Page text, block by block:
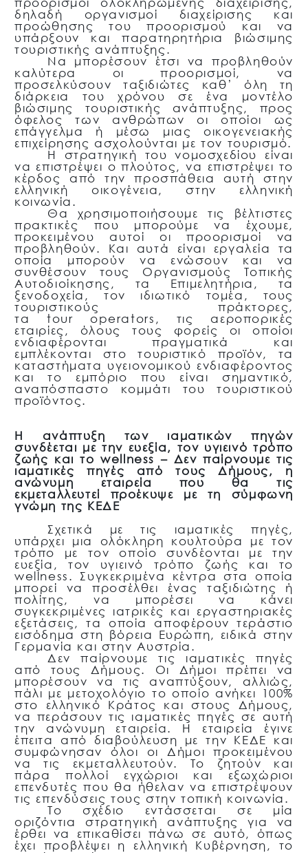
δηλαδή οργανισμοί διαχείρισης και
προώθησης του προορισμού και να
υπάρξουν και παρατηρητήρια βιώσιμης
τουριστικής ανάπτυξης.
Να μπορέσουν έτσι να προβληθούν
καλύτερα οι προορισμοί, να
προσελκύσουν ταξιδιώτες καθ’ όλη τη
διάρκεια του χρόνου σε ένα μοντέλο
βιώσιμης τουριστικής ανάπτυξης, προς
όφελος των ανθρώπων οι οποίοι ως
επάγγελμα ή μέσω μιας οικογενειακής
επιχείρησης ασχολούνται με τον τουρισμό.
Η στρατηγική του νομοσχεδίου είναι
να επιστρέψει ο πλούτος, να επιστρέψει το
κέρδος από την προσπάθεια αυτή στην
ελληνική οικογένεια, στην ελληνική
κοινωνία.
Θα χρησιμοποιήσουμε τις βέλτιστες
πρακτικές που μπορούμε να έχουμε,
προκειμένου αυτοί οι προορισμοί να
προβληθούν. Και αυτά είναι εργαλεία τα
οποία μπορούν να ενώσουν και να
συνθέσουν τους Οργανισμούς Τοπικής
Αυτοδιοίκησης, τα Επιμελητήρια, τα
ξενοδοχεία, τον ιδιωτικό τομέα, τους
τουριστικούς πράκτορες,
τα tour operators , τις αεροπορικές
εταιρίες, όλους τους φορείς οι οποίοι
ενδιαφέρονται πραγματικά και
εμπλέκονται στο τουριστικό προϊόν, τα
καταστήματα υγειονομικού ενδιαφέροντος
και το εμπόριο που είναι σημαντικό,
αναπόσπαστο κομμάτι του τουριστικού
προϊόντος.
Η ανάπτυξη των ιαματικών πηγών
συνδέεται με την ευεξία, τον υγιεινό τρόπο
ζωής και το wellness – Δεν παίρνουμε τις
ιαματικές πηγές από τους Δήμους, η
ανώνυμη εταιρεία που θα τις
εκμεταλλευτεί προέκυψε με τη σύμφωνη
γνώμη της ΚΕΔΕ
Σχετικά με τις ιαματικές πηγές,
υπάρχει μια ολόκληρη κουλτούρα με τον
τρόπο με τον οποίο συνδέονται με την
ευεξία, τον υγιεινό τρόπο ζωής και το
wellness. Συγκεκριμένα κέντρα στα οποία
μπορεί να προσέλθει ένας ταξιδιώτης ή
πολίτης, να μπορέσει να κάνει
συγκεκριμένες ιατρικές και εργαστηριακές
εξετάσεις, τα οποία αποφέρουν τεράστιο
εισόδημα στη βόρεια Ευρώπη, ειδικά στην
Γερμανία και στην Αυστρία.
Δεν παίρνουμε τις ιαματικές πηγές
από τους Δήμους. Οι Δήμοι πρέπει να
μπορέσουν να τις αναπτύξουν, αλλιώς,
πάλι με μετοχολόγιο το οποίο ανήκει 100%
στο ελληνικό Κράτος και στους Δήμους,
να περάσουν τις ιαματικές πηγές σε αυτή
την ανώνυμη εταιρεία. Η εταιρεία έγινε
έπειτα από διαβούλευση με την ΚΕΔΕ και
συμφώνησαν όλοι οι Δήμοι προκειμένου
να τις εκμεταλλευτούν. Το ζητούν και
πάρα πολλοί εγχώριοι και εξωχώριοι
επενδυτές που θα ήθελαν να επιστρέψουν
τις επενδύσεις τους στην τοπική κοινωνία.
Το σχέδιο εντάσσεται σε μία
οριζόντια στρατηγική ανάπτυξης για να
έρθει να επικαθίσει πάνω σε αυτό, όπως
έχει προβλέψει η ελληνική Κυβέρνηση, το